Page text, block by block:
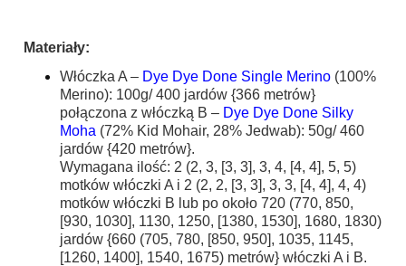
Materiały:
Włóczka A – Dye Dye Done Single Merino (100%
Merino): 100g/ 400 jardów {366 metrów}
połączona z włóczką B – Dye Dye Done Silky
Moha (72% Kid Mohair, 28% Jedwab): 50g/ 460
jardów {420 metrów}.
Wymagana ilość: 2 (2, 3, [3, 3], 3, 4, [4, 4], 5, 5)
motków włóczki A i 2 (2, 2, [3, 3], 3, 3, [4, 4], 4, 4)
motków włóczki B lub po około 720 (770, 850,
[930, 1030], 1130, 1250, [1380, 1530], 1680, 1830)
jardów {660 (705, 780, [850, 950], 1035, 1145,
[1260, 1400], 1540, 1675) metrów} włóczki A i B.